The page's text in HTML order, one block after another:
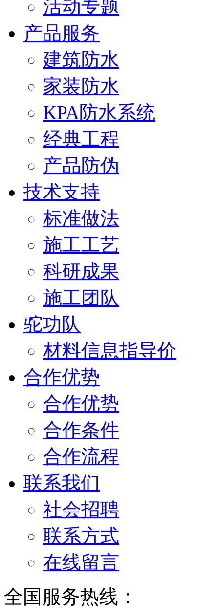
活动专题
产品服务
建筑防水
家装防水
KPA防水系统
经典工程
产品防伪
技术支持
标准做法
施工工艺
科研成果
施工团队
驼功队
材料信息指导价
合作优势
合作优势
合作条件
合作流程
联系我们
社会招聘
联系方式
在线留言
全国服务热线：